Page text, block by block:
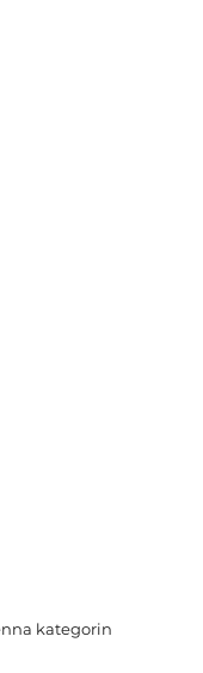
kategorin